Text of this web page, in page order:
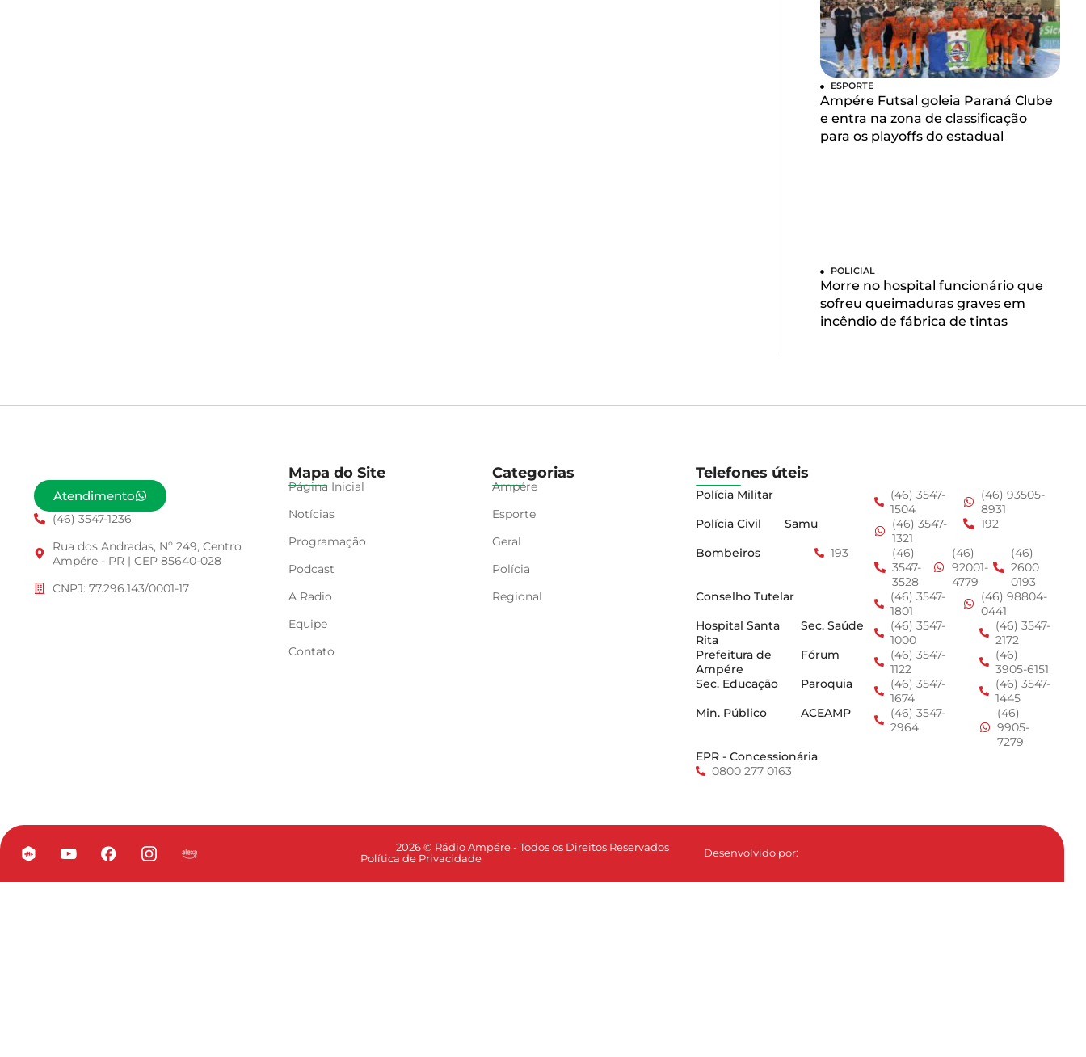
ESPORTE
Ampére Futsal goleia Paraná Clube
e entra na zona de classificação
para os playoffs do estadual
POLICIAL
Morre no hospital funcionário que
sofreu queimaduras graves em
incêndio de fábrica de tintas
Atendimento
(46) 3547-1236
Rua dos Andradas, Nº 249, Centro
Ampére - PR | CEP 85640-028
CNPJ: 77.296.143/0001-17
Mapa do Site
Página Inicial
Notícias
Programação
Podcast
A Radio
Equipe
Contato
Categorias
Ampére
Esporte
Geral
Polícia
Regional
Telefones úteis
Polícia Militar
(46) 3547-
1504
(46) 93505-
8931
Polícia Civil
Samu
(46) 3547-
1321
192
Bombeiros
193
(46)
3547-
3528
(46)
92001-
4779
(46)
2600
0193
Conselho Tutelar
(46) 3547-
1801
(46) 98804-
0441
Hospital Santa
Rita
Sec. Saúde
(46) 3547-
1000
(46) 3547-
2172
Prefeitura de
Ampére
Fórum
(46) 3547-
1122
(46)
3905-6151
Sec. Educação
Paroquia
(46) 3547-
1674
(46) 3547-
1445
Min. Público
ACEAMP
(46) 3547-
2964
(46)
9905-
7279
EPR - Concessionária
0800 277 0163
2026 © Rádio Ampére - Todos os Direitos Reservados
Política de Privacidade
Desenvolvido por: